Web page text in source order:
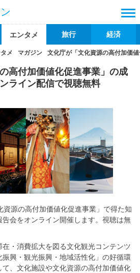
エンタメ 旅行 経済
メ マガジン 文化庁が「文化資源の高付加価
高付加価値化促進事業」の成
ライン配信で視聴無料
源の高付加価値化促進事業」で得た知
告会をオンライン開催します。視聴は無
・消費拡大を図る文化観光コンテンツ
興・観光振興・地域活性化」の好循環
、文化施設や文化資源の高付加価値化